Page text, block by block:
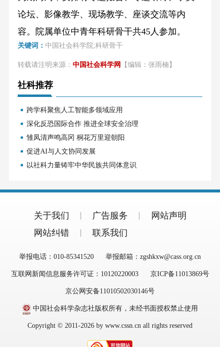
论坛、影像教学、现场教学、座谈交流等内
容。院属单位中青年科研骨干共45人参加。
关键词： 中国社会科学院;科研骨干
转载请注明来源： 中国社会科学网 【编辑：张雨楠】
社科推荐
跨学科聚焦人工智能多领域应用
深化反恐国际合作 推进全球安全治理
雏凤清声鸣高冈 桐花万里迎朝阳
促进AI与人文协同发展
以社科力量铸牢中华民族共同体意识
关于我们 广告服务
网站声明
网站纠错
联系我们
举报电话：010-85341520 举报邮箱：zgshkxw@cass.org.cn
互联网新闻信息服务许可证：10120220003 京ICP备11013869号
京公网安备11010502030146号
中国社会科学杂志社版权所有，未经书面授权禁止使用
Copyright © 2011-2026 by www.cssn.cn all rights reserved